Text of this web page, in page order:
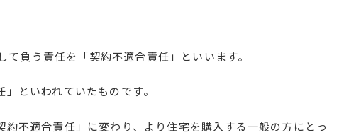
負う責任を「契約不適合責任」といいます。
といわれていたものです。
不適合責任」に変わり、より住宅を購入する一般の方にとっ